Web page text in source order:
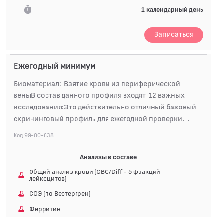
желчевыводящих...
1 календарный день
Записаться
Ежегодный минимум
Биоматериал: Взятие крови из периферической
веныВ состав данного профиля входят 12 важных
исследования:Это действительно отличный базовый
скрининговый профиль для ежегодной проверки
риски наиболее распространенных заболеваний.1.
здоровья, выявление анемии, воспаления, инфекций,
проблем со свертываемостью. Дифференцированный
возможной инфекции (вирусная/бактериальная) или
Код 99-00-838
Анализы в составе
Общий анализ крови (CBC/Diff - 5 фракций
лейкоцитов)
СОЭ (по Вестергрен)
Ферритин